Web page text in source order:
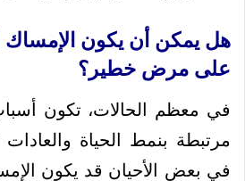
هل يمكن أن يكون الإمساك
على مرض خطير؟
في معظم الحالات، تكون
مرتبطة بنمط الحياة والعادات
في بعض الأحيان قد يكون